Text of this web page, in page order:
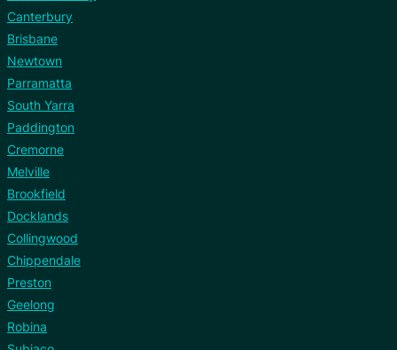
Canterbury
Brisbane
Newtown
Parramatta
South Yarra
Paddington
Cremorne
Melville
Brookfield
Docklands
Collingwood
Chippendale
Preston
Geelong
Robina